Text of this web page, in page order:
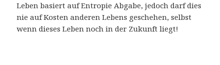
Leben basiert auf Entropie Abgabe, jedoch darf dies
nie auf Kosten anderen Lebens geschehen, selbst
wenn dieses Leben noch in der Zukunft liegt!